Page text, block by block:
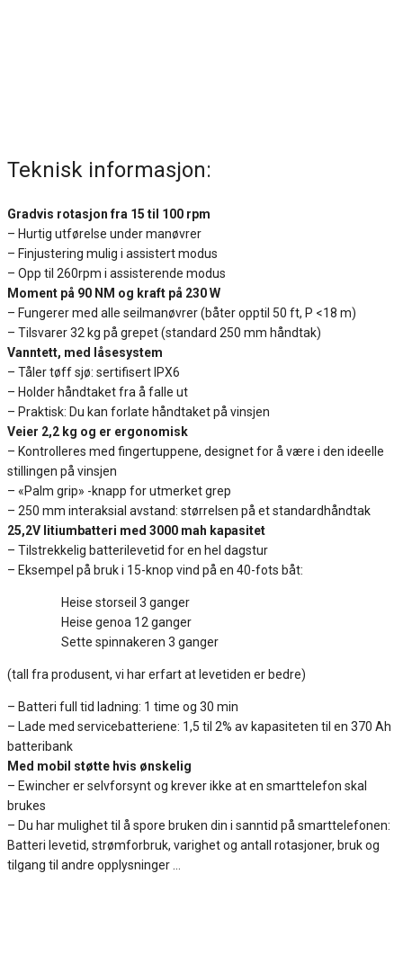
Teknisk informasjon:
Gradvis rotasjon fra 15 til 100 rpm
– Hurtig utførelse under manøvrer
– Finjustering mulig i assistert modus
– Opp til 260rpm i assisterende modus
Moment på 90 NM og kraft på 230 W
– Fungerer med alle seilmanøvrer (båter opptil 50 ft, P <18 m)
– Tilsvarer 32 kg på grepet (standard 250 mm håndtak)
Vanntett, med låsesystem
– Tåler tøff sjø: sertifisert IPX6
– Holder håndtaket fra å falle ut
– Praktisk: Du kan forlate håndtaket på vinsjen
Veier 2,2 kg og er ergonomisk
– Kontrolleres med fingertuppene, designet for å være i den ideelle
stillingen på vinsjen
– «Palm grip» -knapp for utmerket grep
– 250 mm interaksial avstand: størrelsen på et standardhåndtak
25,2V litiumbatteri med 3000 mah kapasitet
– Tilstrekkelig batterilevetid for en hel dagstur
– Eksempel på bruk i 15-knop vind på en 40-fots båt:
Heise storseil 3 ganger
Heise genoa 12 ganger
Sette spinnakeren 3 ganger
(tall fra produsent, vi har erfart at levetiden er bedre)
– Batteri full tid ladning: 1 time og 30 min
– Lade med servicebatteriene: 1,5 til 2% av kapasiteten til en 370 Ah
batteribank
Med mobil støtte hvis ønskelig
– Ewincher er selvforsynt og krever ikke at en smarttelefon skal
brukes
– Du har mulighet til å spore bruken din i sanntid på smarttelefonen:
Batteri levetid, strømforbruk, varighet og antall rotasjoner, bruk og
tilgang til andre opplysninger …